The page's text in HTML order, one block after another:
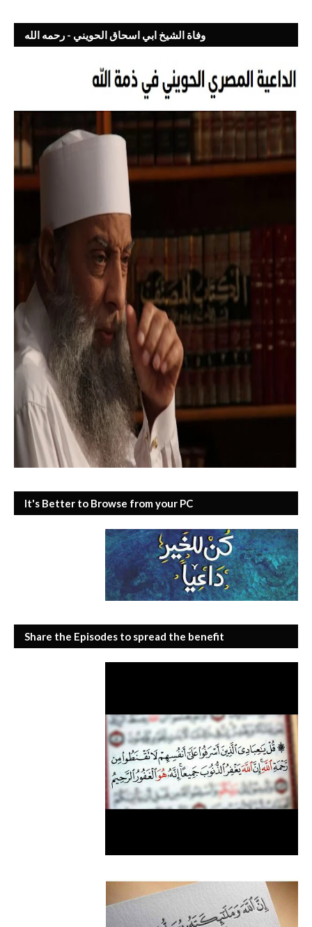
وفاة الشيخ ابي اسحاق الحويني - رحمه الله
It's Better to Browse from your PC
Share the Episodes to spread the benefit